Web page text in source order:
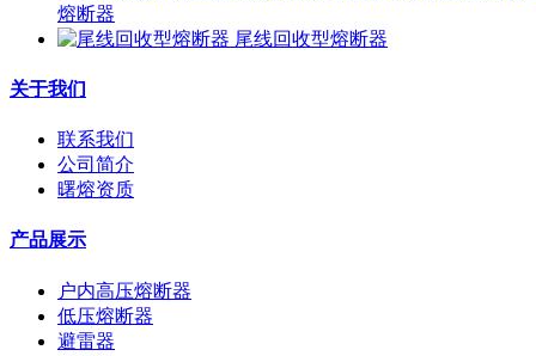
熔断器
尾线回收型熔断器
关于我们
联系我们
公司简介
曙熔资质
产品展示
户内高压熔断器
低压熔断器
避雷器